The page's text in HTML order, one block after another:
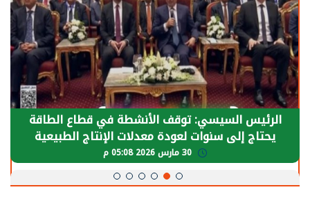
الرئيس السيسي: توقف الأنشطة في قطاع الطاقة
يحتاج إلى سنوات لعودة معدلات الإنتاج الطبيعية